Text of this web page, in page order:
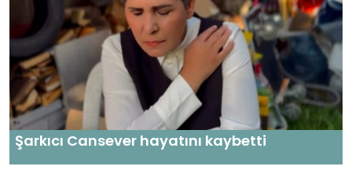
Şarkıcı Cansever hayatını kaybetti